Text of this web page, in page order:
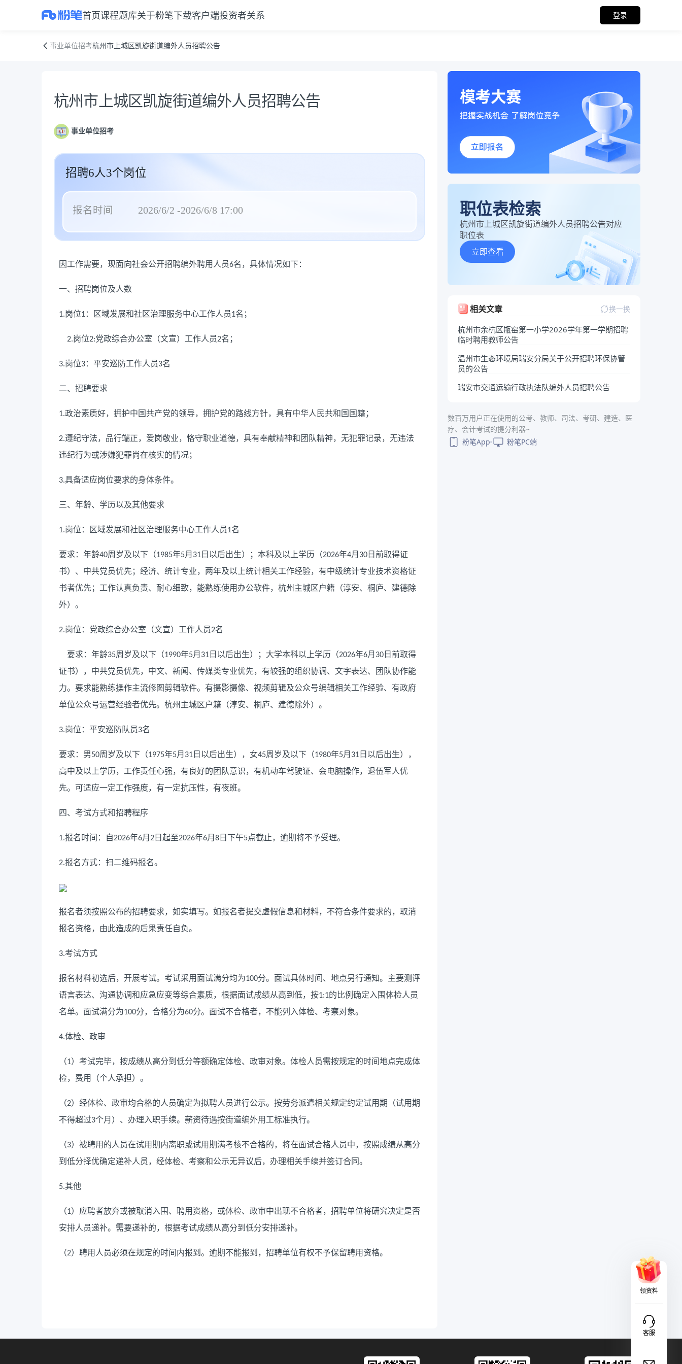
首页课程题库关于粉笔下载客户端投资者关系 登录
事业单位招考杭州市上城区凯旋街道编外人员招聘公告
公告正文
杭州市上城区凯旋街道编外人员招聘公告
事业单位招考
招聘6人3个岗位
报名时间 2026/6/2 -2026/6/8 17:00
因工作需要，现面向社会公开招聘编外聘用人员6名，具体情况如下：
一、招聘岗位及人数
1.岗位1：区域发展和社区治理服务中心工作人员1名；
2.岗位2:党政综合办公室（文宣）工作人员2名；
3.岗位3：平安巡防工作人员3名
二、招聘要求
1.政治素质好，拥护中国共产党的领导，拥护党的路线方针，具有中华人民共和国国籍；
2.遵纪守法，品行端正，爱岗敬业，恪守职业道德，具有奉献精神和团队精神，无犯罪记录，无违法
违纪行为或涉嫌犯罪尚在核实的情况；
3.具备适应岗位要求的身体条件。
三、年龄、学历以及其他要求
1.岗位：区域发展和社区治理服务中心工作人员1名
要求：年龄40周岁及以下（1985年5月 31 日以后出生）；本科及以上学历（2026年4月 30 日前取得证
书）、中共党员优先；经济、统计专业，两年及以上统计相关工作经验，有中级统计专业技术资格证
书者优先；工作认真负责、耐心细致，能熟练使用办公软件，杭州主城区户籍（淳安、桐庐、建德除
外）。
2.岗位：党政综合办公室（文宣）工作人员2名
要求：年龄35周岁及以下（1990年5月 31 日以后出生）；大学本科以上学历（2026年6月 30 日前取得
证书），中共党员优先，中文、新闻、传媒类专业优先，有较强的组织协调、文字表达、团队协作能
力。要求能熟练操作主流修图剪辑软件。有摄影摄像、视频剪辑及公众号编辑相关工作经验、有政府
单位公众号运营经验者优先。杭州主城区户籍（淳安、桐庐、建德除外）。
3.岗位：平安巡防队员3名
要求：男50周岁及以下（1975年5月 31 日以后出生），女45周岁及以下（1980年5月 31 日以后出生），
高中及以上学历，工作责任心强，有良好的团队意识，有机动车驾驶证、会电脑操作，退伍军人优
先。可适应一定工作强度，有一定抗压性，有夜班。
四、考试方式和招聘程序
1.报名时间：自2026年6月 2 日起至2026年6月 8 日下午5点截止，逾期将不予受理。
2.报名方式：扫二维码报名。
报名者须按照公布的招聘要求，如实填写。如报名者提交虚假信息和材料，不符合条件要求的，取消
报名资格，由此造成的后果责任自负。
3.考试方式
报名材料初选后，开展考试。考试采用面试满分均为100分。面试具体时间、地点另行通知。主要测评
语言表达、沟通协调和应急应变等综合素质，根据面试成绩从高到低，按1:1的比例确定入围体检人员
名单。面试满分为100分，合格分为60分。面试不合格者，不能列入体检、考察对象。
4.体检、政审
（1）考试完毕，按成绩从高分到低分等额确定体检、政审对象。体检人员需按规定的时间地点完成体
检，费用（个人承担）。
（2）经体检、政审均合格的人员确定为拟聘人员进行公示。按劳务派遣相关规定约定试用期（试用期
不得超过3个月）、办理入职手续。薪资待遇按街道编外用工标准执行。
（3）被聘用的人员在试用期内离职或试用期满考核不合格的，将在面试合格人员中，按照成绩从高分
到低分择优确定递补人员，经体检、考察和公示无异议后，办理相关手续并签订合同。
5.其他
（1）应聘者放弃或被取消入围、聘用资格，或体检、政审中出现不合格者，招聘单位将研究决定是否
安排人员递补。需要递补的，根据考试成绩从高分到低分安排递补。
（2）聘用人员必须在规定的时间内报到。逾期不能报到，招聘单位有权不予保留聘用资格。
职位表检索
杭州市上城区凯旋街道编外人员招聘公告对应
职位表
立即查看
相关文章 换一换
杭州市余杭区瓶窑第一小学2026学年第一学期招聘
临时聘用教师公告
温州市生态环境局瑞安分局关于公开招聘环保协管
员的公告
瑞安市交通运输行政执法队编外人员招聘公告
数百万用户正在使用的公考、教师、司法、考研、建造、医
疗、会计考试的提分利器~
粉笔App
粉笔PC端
领资料
客服